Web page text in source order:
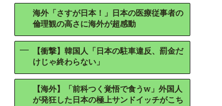
海外「さすが日本！」日本の医療従事者の
倫理観の高さに海外が超感動
【衝撃】韓国人「日本の駐車違反、罰金だ
けじゃ終わらない」
【海外】「前科つく覚悟で食うw」外国人
が発狂した日本の極上サンドイッチがこち